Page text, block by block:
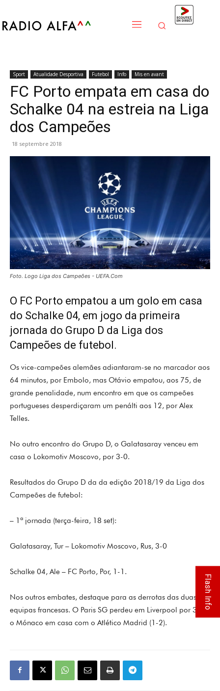
Sport Atualidade Desportiva Futebol Info Mis en avant
FC Porto empata em casa do
Schalke 04 na estreia na Liga
dos Campeões
18 septembre 2018
Foto. Logo Liga dos Campeões - UEFA.Com
O FC Porto empatou a um golo em casa
do Schalke 04, em jogo da primeira
jornada do Grupo D da Liga dos
Campeões de futebol.
Os vice-campeões alemães adiantaram-se no marcador aos
64 minutos, por Embolo, mas Otávio empatou, aos 75, de
grande penalidade, num encontro em que os campeões
portugueses desperdiçaram um penálti aos 12, por Alex
Telles.
No outro encontro do Grupo D, o Galatasaray venceu em
casa o Lokomotiv Moscovo, por 3-0.
Resultados do Grupo D da da edição 2018/19 da Liga dos
Campeões de futebol:
– 1ª jornada (terça-feira, 18 set):
Galatasaray, Tur – Lokomotiv Moscovo, Rus, 3-0
Schalke 04, Ale – FC Porto, Por, 1-1.
Nos outros embates, destaque para as derrotas das duas
equipas francesas. O Paris SG perdeu em Liverpool por 3-2 e
o Mónaco em casa com o Atlético Madrid (1-2).
Flash Info